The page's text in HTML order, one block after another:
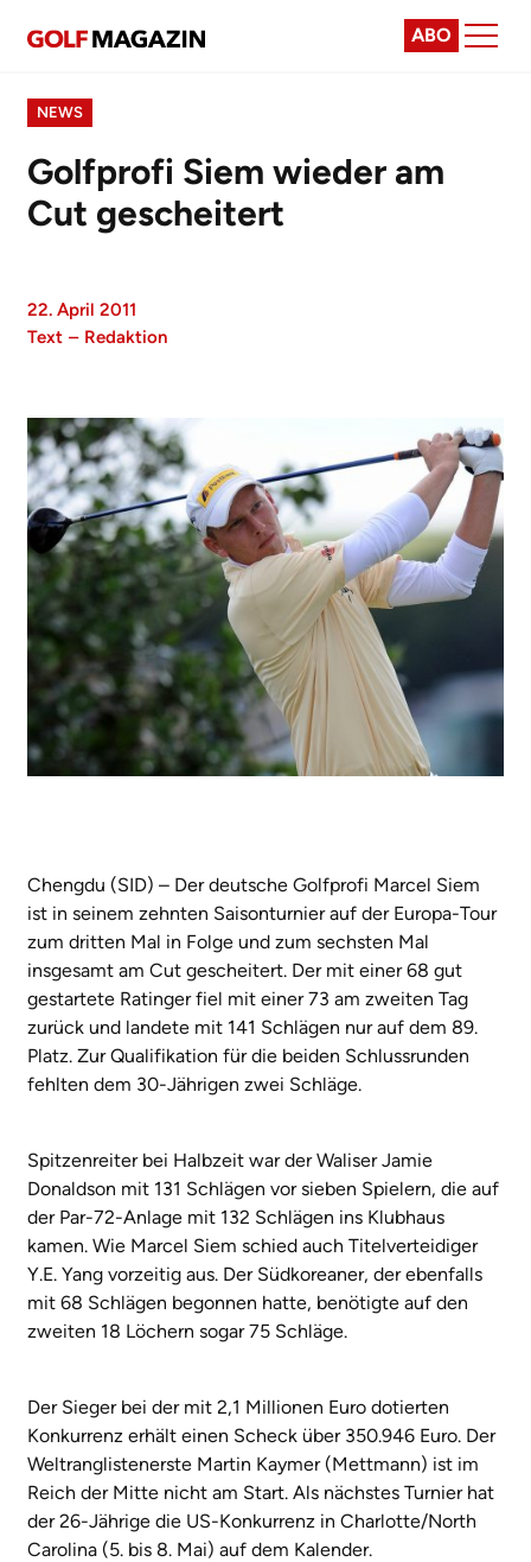
ABO
NEWS
Golfprofi Siem wieder am
Cut gescheitert
22. April 2011
Text – Redaktion
Chengdu (SID) – Der deutsche Golfprofi Marcel Siem
ist in seinem zehnten Saisonturnier auf der Europa-Tour
zum dritten Mal in Folge und zum sechsten Mal
insgesamt am Cut gescheitert. Der mit einer 68 gut
gestartete Ratinger fiel mit einer 73 am zweiten Tag
zurück und landete mit 141 Schlägen nur auf dem 89.
Platz. Zur Qualifikation für die beiden Schlussrunden
fehlten dem 30-Jährigen zwei Schläge.
Spitzenreiter bei Halbzeit war der Waliser Jamie
Donaldson mit 131 Schlägen vor sieben Spielern, die auf
der Par-72-Anlage mit 132 Schlägen ins Klubhaus
kamen. Wie Marcel Siem schied auch Titelverteidiger
Y.E. Yang vorzeitig aus. Der Südkoreaner, der ebenfalls
mit 68 Schlägen begonnen hatte, benötigte auf den
zweiten 18 Löchern sogar 75 Schläge.
Der Sieger bei der mit 2,1 Millionen Euro dotierten
Konkurrenz erhält einen Scheck über 350.946 Euro. Der
Weltranglistenerste Martin Kaymer (Mettmann) ist im
Reich der Mitte nicht am Start. Als nächstes Turnier hat
der 26-Jährige die US-Konkurrenz in Charlotte/North
Carolina (5. bis 8. Mai) auf dem Kalender.